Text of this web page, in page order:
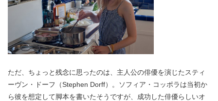
ただ、ちょっと残念に思ったのは、主人公の俳優を演じたスティ
ーヴン・ドーフ（Stephen Dorff）。ソフィア・コッポラは当初か
ら彼を想定して脚本を書いたそうですが、成功した俳優らしいオ